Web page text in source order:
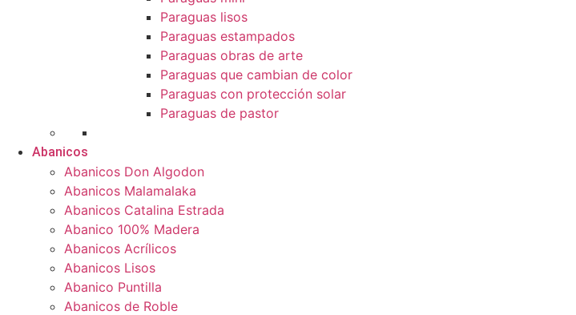
Paraguas lisos
Paraguas estampados
Paraguas obras de arte
Paraguas que cambian de color
Paraguas con protección solar
Paraguas de pastor
Abanicos
Abanicos Don Algodon
Abanicos Malamalaka
Abanicos Catalina Estrada
Abanico 100% Madera
Abanicos Acrílicos
Abanicos Lisos
Abanico Puntilla
Abanicos de Roble